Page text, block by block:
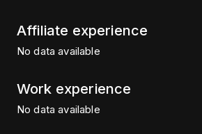
Affiliate experience
No data available
Work experience
No data available